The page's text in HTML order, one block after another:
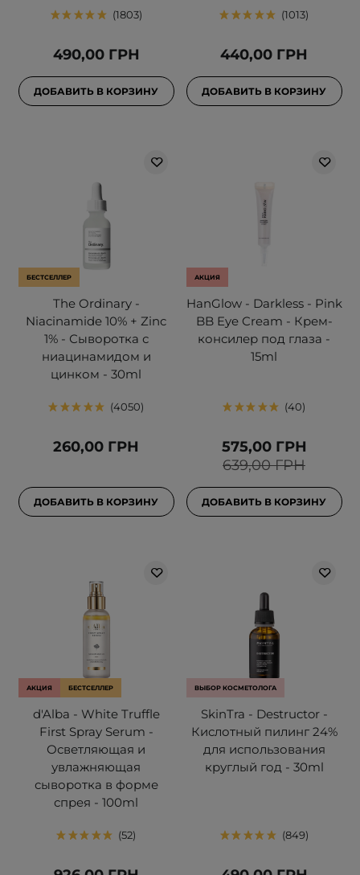
1803
490,00 ГРН
ДОБАВИТЬ В КОРЗИНУ
1013
440,00 ГРН
ДОБАВИТЬ В КОРЗИНУ
БЕСТСЕЛЛЕР
The Ordinary -
Niacinamide 10% + Zinc
1% - Сыворотка с
ниацинамидом и
цинком - 30ml
4050
260,00 ГРН
ДОБАВИТЬ В КОРЗИНУ
АКЦИЯ
HanGlow - Darkless - Pink
BB Eye Cream - Крем-
консилер под глаза -
15ml
40
639,00 ГРН
575,00 ГРН
ДОБАВИТЬ В КОРЗИНУ
АКЦИЯ БЕСТСЕЛЛЕР
d'Alba - White Truffle
First Spray Serum -
Осветляющая и
увлажняющая
сыворотка в форме
спрея - 100ml
52
ВЫБОР КОСМЕТОЛОГА
SkinTra - Destructor -
Кислотный пилинг 24%
для использования
круглый год - 30ml
849